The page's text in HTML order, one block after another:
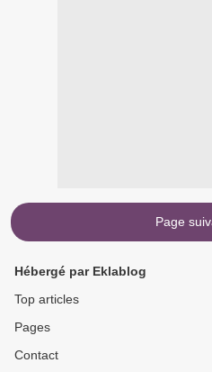
Page
Hébergé par Eklablog
Top articles
Pages
Contact